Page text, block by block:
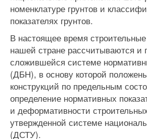
номенклатуре грунтов и
показателях грунтов.
В настоящее время
нашей стране рассчитываются и
сложившейся системе
(ДБН), в основу которой
конструкций по предельным
определение нормативных
и деформативности
утвержденной системе
(ДСТУ).